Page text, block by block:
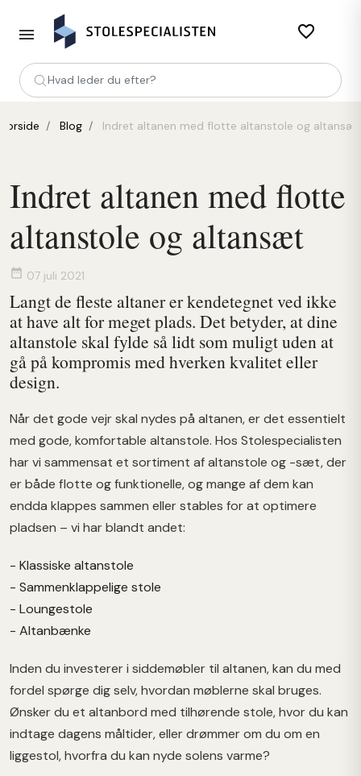
favorite_border
Hvad leder du efter?
Forside Blog Indret altanen med flotte altanstole og altansæt
Indret altanen med flotte
altanstole og altansæt
date_range 07 juli 2021
Langt de fleste altaner er kendetegnet ved ikke
at have alt for meget plads. Det betyder, at dine
altanstole skal fylde så lidt som muligt uden at
gå på kompromis med hverken kvalitet eller
design.
Når det gode vejr skal nydes på altanen, er det essentielt
med gode, komfortable altanstole. Hos Stolespecialisten
har vi sammensat et sortiment af altanstole og -sæt, der
er både flotte og funktionelle, og mange af dem kan
endda klappes sammen eller stables for at optimere
pladsen – vi har blandt andet:
- Klassiske altanstole
- Sammenklappelige stole
- Loungestole
- Altanbænke
Inden du investerer i siddemøbler til altanen, kan du med
fordel spørge dig selv, hvordan møblerne skal bruges.
Ønsker du et altanbord med tilhørende stole, hvor du kan
indtage dagens måltider, eller drømmer om du om en
liggestol, hvorfra du kan nyde solens varme?